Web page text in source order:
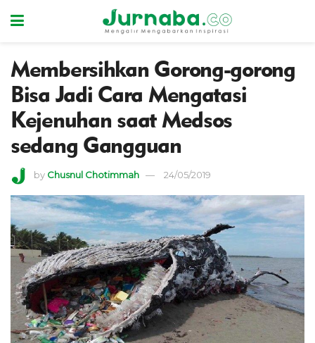
Membersihkan Gorong-gorong
Bisa Jadi Cara Mengatasi
Kejenuhan saat Medsos
sedang Gangguan
by Chusnul Chotimmah 24/05/2019